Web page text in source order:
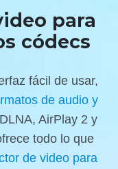
para
códecs
fácil de usar,
de audio y
AirPlay 2 y
todo lo que
de video para